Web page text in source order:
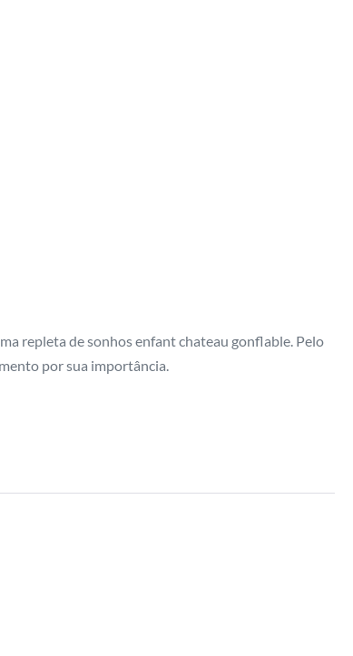
repleta de sonhos enfant chateau gonflable. Pelo
por sua importância.